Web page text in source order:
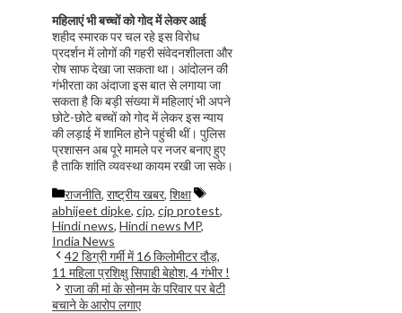
महिलाएं भी बच्चों को गोद में लेकर आई
शहीद स्मारक पर चल रहे इस विरोध
प्रदर्शन में लोगों की गहरी संवेदनशीलता और
रोष साफ देखा जा सकता था। आंदोलन की
गंभीरता का अंदाजा इस बात से लगाया जा
सकता है कि बड़ी संख्या में महिलाएं भी अपने
छोटे-छोटे बच्चों को गोद में लेकर इस न्याय
की लड़ाई में शामिल होने पहुंची थीं। पुलिस
प्रशासन अब पूरे मामले पर नजर बनाए हुए
है ताकि शांति व्यवस्था कायम रखी जा सके।
Categories
राजनीति, राष्ट्रीय खबर, शिक्षा
Tags
abhijeet dipke, cjp, cjp protest,
Hindi news, Hindi news MP,
India News
42 डिग्री गर्मी में 16 किलोमीटर दौड़,
11 महिला प्रशिक्षु सिपाही बेहोश, 4 गंभीर !
राजा की मां के सोनम के परिवार पर बेटी
बचाने के आरोप लगाए